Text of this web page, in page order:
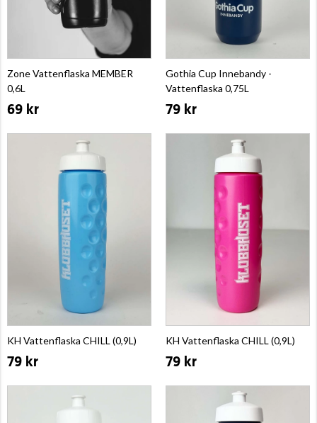
Zone Vattenflaska MEMBER
0,6L
69 kr
Gothia Cup Innebandy -
Vattenflaska 0,75L
79 kr
KH Vattenflaska CHILL (0,9L)
79 kr
KH Vattenflaska CHILL (0,9L)
79 kr